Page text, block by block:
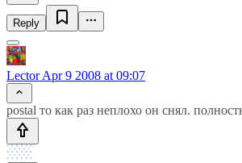
Reply
LectorApr 9 2008 at 09:07
postal то как раз неплохо он снял.